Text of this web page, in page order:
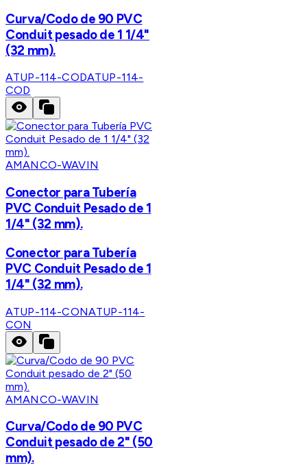
Curva/Codo de 90 PVC
Conduit pesado de 1 1/4"
(32 mm).
ATUP-114-CODATUP-114-
COD
AMANCO-WAVIN
Conector para Tubería
PVC Conduit Pesado de 1
1/4" (32 mm).
Conector para Tubería
PVC Conduit Pesado de 1
1/4" (32 mm).
ATUP-114-CONATUP-114-
CON
AMANCO-WAVIN
Curva/Codo de 90 PVC
Conduit pesado de 2" (50
mm).